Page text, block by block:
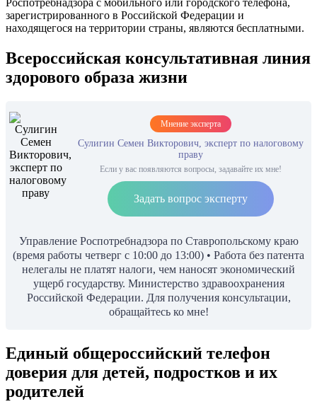
зарегистрированного в Российской Федерации и
находящегося на территории страны, являются бесплатными.
Всероссийская консультативная линия
здорового образа жизни
Мнение эксперта
Сулигин Семен Викторович, эксперт по налоговому
праву
Если у вас появляются вопросы, задавайте их мне!
Задать вопрос эксперту
Управление Роспотребнадзора по Ставропольскому краю
(время работы четверг с 10:00 до 13:00) • Работа без патента
нелегалы не платят налоги, чем наносят экономический
ущерб государству. Министерство здравоохранения
Российской Федерации. Для получения консультации,
обращайтесь ко мне!
Единый общероссийский телефон
доверия для детей, подростков и их
родителей